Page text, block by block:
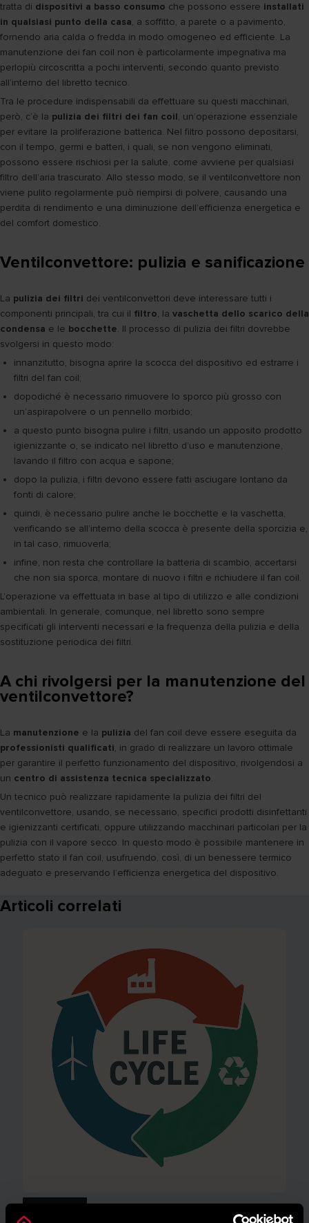
tratta di dispositivi a basso consumo che possono essere installati
in qualsiasi punto della casa, a soffitto, a parete o a pavimento,
fornendo aria calda o fredda in modo omogeneo ed efficiente. La
manutenzione dei fan coil non è particolarmente impegnativa ma
perlopiù circoscritta a pochi interventi, secondo quanto previsto
all’interno del libretto tecnico.
Tra le procedure indispensabili da effettuare su questi macchinari,
però, c’è la pulizia dei filtri dei fan coil, un’operazione essenziale
per evitare la proliferazione batterica. Nel filtro possono depositarsi,
con il tempo, germi e batteri, i quali, se non vengono eliminati,
possono essere rischiosi per la salute, come avviene per qualsiasi
filtro dell’aria trascurato. Allo stesso modo, se il ventilconvettore non
viene pulito regolarmente può riempirsi di polvere, causando una
perdita di rendimento e una diminuzione dell’efficienza energetica e
del comfort domestico.
Ventilconvettore: pulizia e sanificazione
La pulizia dei filtri dei ventilconvettori deve interessare tutti i
componenti principali, tra cui il filtro, la vaschetta dello scarico della
condensa e le bocchette. Il processo di pulizia dei filtri dovrebbe
svolgersi in questo modo:
innanzitutto, bisogna aprire la scocca del dispositivo ed estrarre i
filtri del fan coil;
dopodiché è necessario rimuovere lo sporco più grosso con
un’aspirapolvere o un pennello morbido;
a questo punto bisogna pulire i filtri, usando un apposito prodotto
igienizzante o, se indicato nel libretto d’uso e manutenzione,
lavando il filtro con acqua e sapone;
dopo la pulizia, i filtri devono essere fatti asciugare lontano da
fonti di calore;
quindi, è necessario pulire anche le bocchette e la vaschetta,
verificando se all’interno della scocca è presente della sporcizia e,
in tal caso, rimuoverla;
infine, non resta che controllare la batteria di scambio, accertarsi
che non sia sporca, montare di nuovo i filtri e richiudere il fan coil.
L’operazione va effettuata in base al tipo di utilizzo e alle condizioni
ambientali. In generale, comunque, nel libretto sono sempre
specificati gli interventi necessari e la frequenza della pulizia e della
sostituzione periodica dei filtri.
A chi rivolgersi per la manutenzione del
ventilconvettore?
La manutenzione e la pulizia del fan coil deve essere eseguita da
professionisti qualificati, in grado di realizzare un lavoro ottimale
per garantire il perfetto funzionamento del dispositivo, rivolgendosi a
un centro di assistenza tecnica specializzato.
Un tecnico può realizzare rapidamente la pulizia dei filtri del
ventilconvettore, usando, se necessario, specifici prodotti disinfettanti
e igienizzanti certificati, oppure utilizzando macchinari particolari per la
pulizia con il vapore secco. In questo modo è possibile mantenere in
perfetto stato il fan coil, usufruendo, così, di un benessere termico
adeguato e preservando l’efficienza energetica del dispositivo.
Articoli correlati